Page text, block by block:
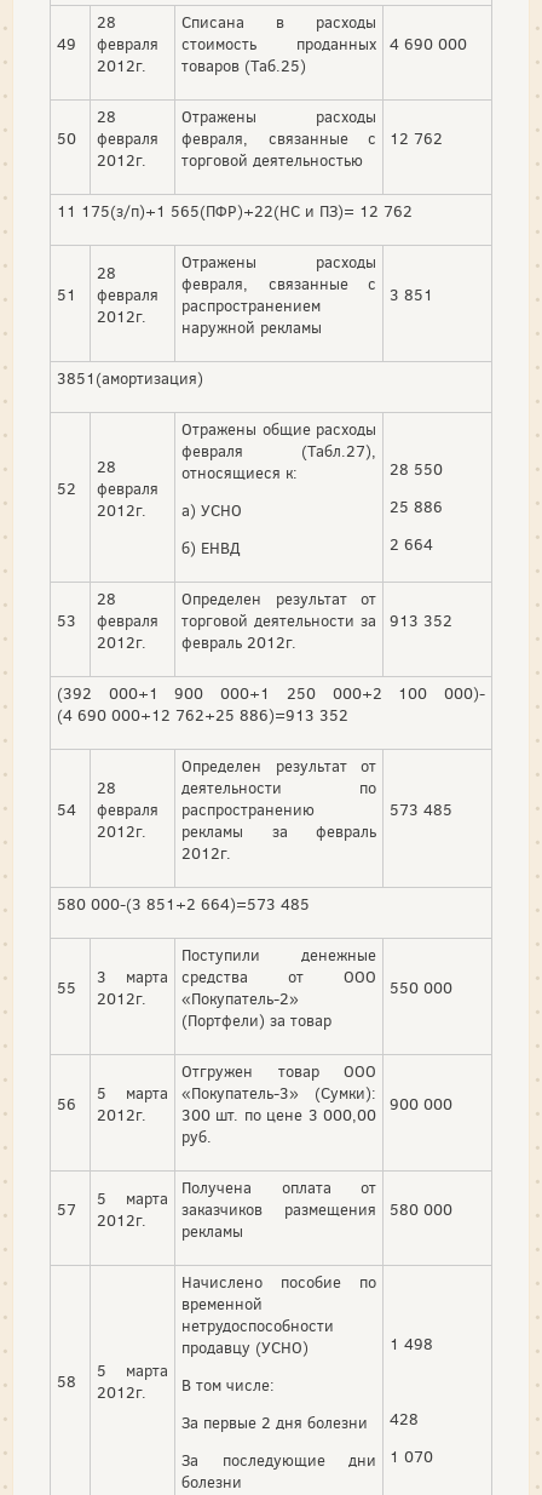
49
28
февраля
2012г.
Списана в расходы
стоимость проданных
товаров (Таб.25)
4 690 000
50
28
февраля
2012г.
Отражены расходы
февраля, связанные с
торговой деятельностью
12 762
11 175(з/п)+1 565(ПФР)+22(НС и ПЗ)= 12 762
51
28
февраля
2012г.
Отражены расходы
февраля, связанные с
распространением
наружной рекламы
3 851
3851(амортизация)
52
28
февраля
2012г.
Отражены общие расходы
февраля (Табл.27),
относящиеся к:
а) УСНО
б) ЕНВД
28 550
25 886
2 664
53
28
февраля
2012г.
Определен результат от
торговой деятельности за
февраль 2012г.
913 352
(392 000+1 900 000+1 250 000+2 100 000)-
(4 690 000+12 762+25 886)=913 352
54
28
февраля
2012г.
Определен результат от
деятельности по
распространению
рекламы за февраль
2012г.
573 485
580 000-(3 851+2 664)=573 485
55
3 марта
2012г.
Поступили денежные
средства от ООО
«Покупатель-2»
(Портфели) за товар
550 000
56
5 марта
2012г.
Отгружен товар ООО
«Покупатель-3» (Сумки):
300 шт. по цене 3 000,00
руб.
900 000
57
5 марта
2012г.
Получена оплата от
заказчиков размещения
рекламы
580 000
58
5 марта
2012г.
Начислено пособие по
временной
нетрудоспособности
продавцу (УСНО)
В том числе:
За первые 2 дня болезни
За последующие дни
болезни
1 498
428
1 070